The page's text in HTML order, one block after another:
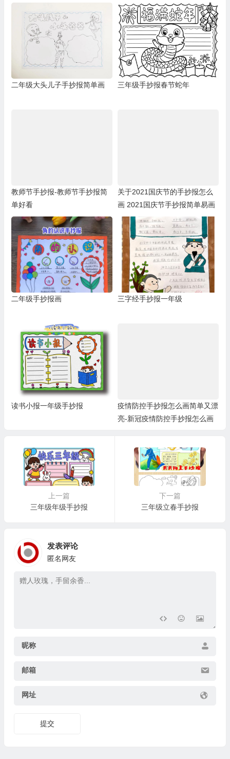
二年级大头儿子手抄报简单画 三年级手抄报春节蛇年
教师节手抄报-教师节手抄报简
单好看
关于2021国庆节的手抄报怎么
画 2021国庆节手抄报简单易画
二年级手抄报画 三字经手抄报一年级
读书小报一年级手抄报
疫情防控手抄报怎么画简单又漂
亮-新冠疫情防控手抄报怎么画
上一篇
三年级年级手抄报
下一篇
三年级立春手抄报
发表评论
匿名网友
昵称
邮箱
网址
提交